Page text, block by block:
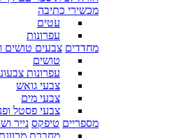
מכשירי כתיבה
עטים
עפרונות
מחדדים צבעים טושים
טושים
עפרונות
צבעי גואש
צבעי מים
צבעי פסטל
מספריים טיפקס נייר
מחברת